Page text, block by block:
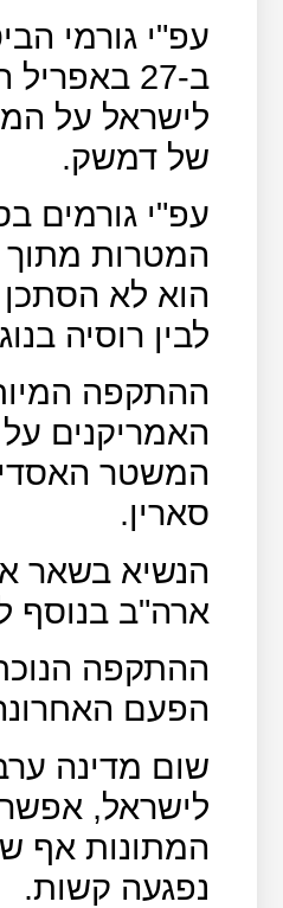
עפ"י גורמי
ב-27
לישראל על
של דמשק.
עפ"י גורמים
המטרות מתוך
הוא לא הסתכן
לבין רוסיה
ההתקפה
האמריקנים
המשטר האסדי
סארין.
הנשיא בשאר
ארה"ב בנוסף
ההתקפה
הפעם
שום מדינה
לישראל, אפשר
המתונות אף
נפגעה קשות.